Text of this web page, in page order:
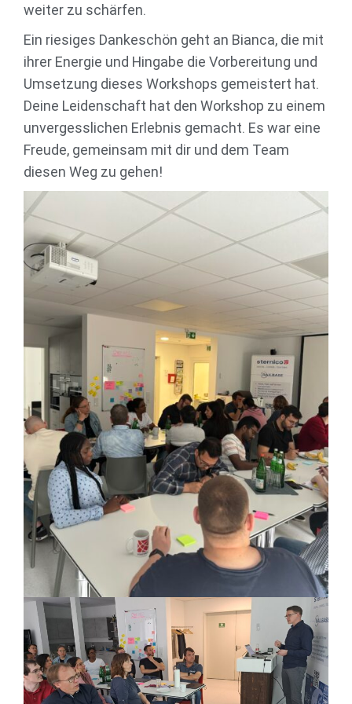
weiter zu schärfen.
Ein riesiges Dankeschön geht an Bianca, die mit
ihrer Energie und Hingabe die Vorbereitung und
Umsetzung dieses Workshops gemeistert hat.
Deine Leidenschaft hat den Workshop zu einem
unvergesslichen Erlebnis gemacht. Es war eine
Freude, gemeinsam mit dir und dem Team
diesen Weg zu gehen!